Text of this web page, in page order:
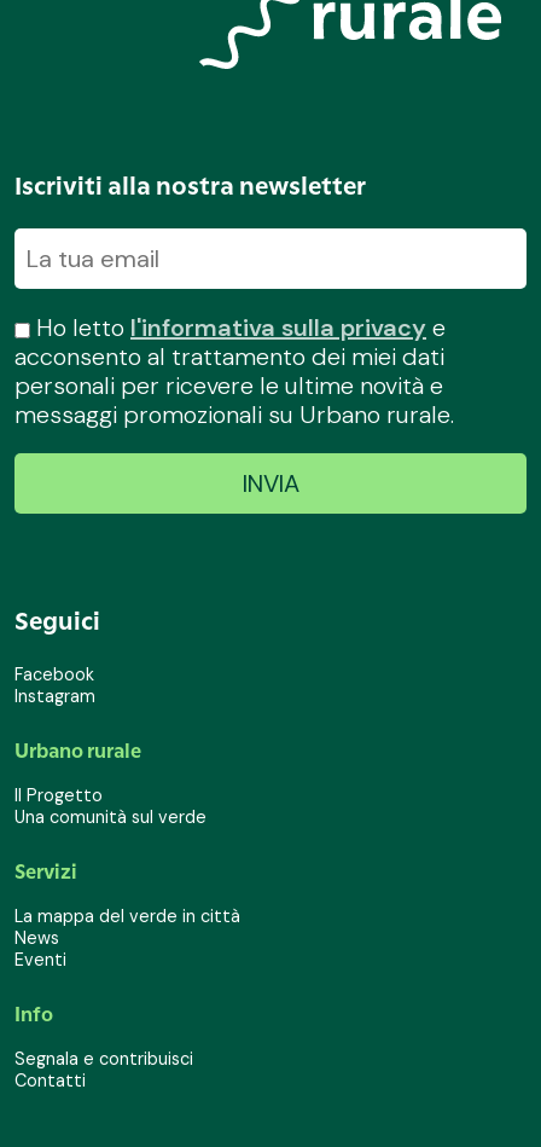
Iscriviti alla nostra newsletter
Ho letto l'informativa sulla privacye
acconsento al trattamento dei miei dati
personali per ricevere le ultime novità e
messaggi promozionali su Urbano rurale.
Seguici
Facebook
Instagram
Urbano rurale
Il Progetto
Una comunità sul verde
Servizi
La mappa del verde in città
News
Eventi
Info
Segnala e contribuisci
Contatti